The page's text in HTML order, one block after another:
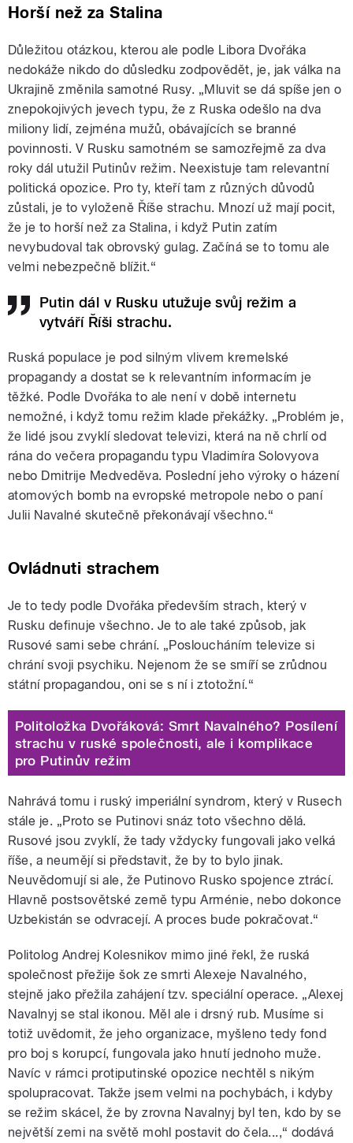
Horší než za Stalina
Důležitou otázkou, kterou ale podle Libora Dvořáka
nedokáže nikdo do důsledku zodpovědět, je, jak válka na
Ukrajině změnila samotné Rusy. „Mluvit se dá spíše jen o
znepokojivých jevech typu, že z Ruska odešlo na dva
miliony lidí, zejména mužů, obávajících se branné
povinnosti. V Rusku samotném se samozřejmě za dva
roky dál utužil Putinův režim. Neexistuje tam relevantní
politická opozice. Pro ty, kteří tam z různých důvodů
zůstali, je to vyloženě Říše strachu. Mnozí už mají pocit,
že je to horší než za Stalina, i když Putin zatím
nevybudoval tak obrovský gulag. Začíná se to tomu ale
velmi nebezpečně blížit.“
Putin dál v Rusku utužuje svůj režim a
vytváří Říši strachu.
Ruská populace je pod silným vlivem kremelské
propagandy a dostat se k relevantním informacím je
těžké. Podle Dvořáka to ale není v době internetu
nemožné, i když tomu režim klade překážky. „Problém je,
že lidé jsou zvyklí sledovat televizi, která na ně chrlí od
rána do večera propagandu typu Vladimíra Solovyova
nebo Dmitrije Medveděva. Poslední jeho výroky o házení
atomových bomb na evropské metropole nebo o paní
Julii Navalné skutečně překonávají všechno.“
Ovládnuti strachem
Je to tedy podle Dvořáka především strach, který v
Rusku definuje všechno. Je to ale také způsob, jak
Rusové sami sebe chrání. „Posloucháním televize si
chrání svoji psychiku. Nejenom že se smíří se zrůdnou
státní propagandou, oni se s ní i ztotožní.“
Politoložka Dvořáková: Smrt Navalného? Posílení
strachu v ruské společnosti, ale i komplikace
pro Putinův režim
Nahrává tomu i ruský imperiální syndrom, který v Rusech
stále je. „Proto se Putinovi snáz toto všechno dělá.
Rusové jsou zvyklí, že tady vždycky fungovali jako velká
říše, a neumějí si představit, že by to bylo jinak.
Neuvědomují si ale, že Putinovo Rusko spojence ztrácí.
Hlavně postsovětské země typu Arménie, nebo dokonce
Uzbekistán se odvracejí. A proces bude pokračovat.“
Politolog Andrej Kolesnikov mimo jiné řekl, že ruská
společnost přežije šok ze smrti Alexeje Navalného,
stejně jako přežila zahájení tzv. speciální operace. „Alexej
Navalnyj se stal ikonou. Měl ale i drsný rub. Musíme si
totiž uvědomit, že jeho organizace, myšleno tedy fond
pro boj s korupcí, fungovala jako hnutí jednoho muže.
Navíc v rámci protiputinské opozice nechtěl s nikým
spolupracovat. Takže jsem velmi na pochybách, i kdyby
se režim skácel, že by zrovna Navalnyj byl ten, kdo by se
největší zemi na světě mohl postavit do čela...,“ dodává